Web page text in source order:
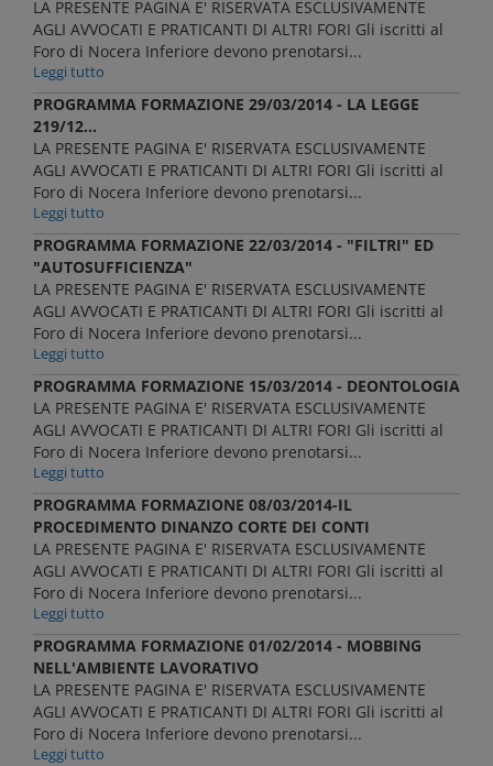
LA PRESENTE PAGINA E' RISERVATA ESCLUSIVAMENTE
AGLI AVVOCATI E PRATICANTI DI ALTRI FORI Gli iscritti al
Foro di Nocera Inferiore devono prenotarsi...
Leggi tutto
PROGRAMMA FORMAZIONE 29/03/2014 - LA LEGGE
219/12...
LA PRESENTE PAGINA E' RISERVATA ESCLUSIVAMENTE
AGLI AVVOCATI E PRATICANTI DI ALTRI FORI Gli iscritti al
Foro di Nocera Inferiore devono prenotarsi...
Leggi tutto
PROGRAMMA FORMAZIONE 22/03/2014 - "FILTRI" ED
"AUTOSUFFICIENZA"
LA PRESENTE PAGINA E' RISERVATA ESCLUSIVAMENTE
AGLI AVVOCATI E PRATICANTI DI ALTRI FORI Gli iscritti al
Foro di Nocera Inferiore devono prenotarsi...
Leggi tutto
PROGRAMMA FORMAZIONE 15/03/2014 - DEONTOLOGIA
LA PRESENTE PAGINA E' RISERVATA ESCLUSIVAMENTE
AGLI AVVOCATI E PRATICANTI DI ALTRI FORI Gli iscritti al
Foro di Nocera Inferiore devono prenotarsi...
Leggi tutto
PROGRAMMA FORMAZIONE 08/03/2014-IL
PROCEDIMENTO DINANZO CORTE DEI CONTI
LA PRESENTE PAGINA E' RISERVATA ESCLUSIVAMENTE
AGLI AVVOCATI E PRATICANTI DI ALTRI FORI Gli iscritti al
Foro di Nocera Inferiore devono prenotarsi...
Leggi tutto
PROGRAMMA FORMAZIONE 01/02/2014 - MOBBING
NELL'AMBIENTE LAVORATIVO
LA PRESENTE PAGINA E' RISERVATA ESCLUSIVAMENTE
AGLI AVVOCATI E PRATICANTI DI ALTRI FORI Gli iscritti al
Foro di Nocera Inferiore devono prenotarsi...
Leggi tutto